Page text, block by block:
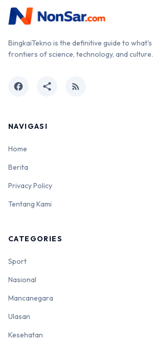
BingkaiTekno is the definitive guide to
frontiers of science, technology, and culture.
facebook share rss_feed
NAVIGASI
Home
Berita
Privacy Policy
Tentang Kami
CATEGORIES
Sport
Nasional
Mancanegara
Ulasan
Kesehatan